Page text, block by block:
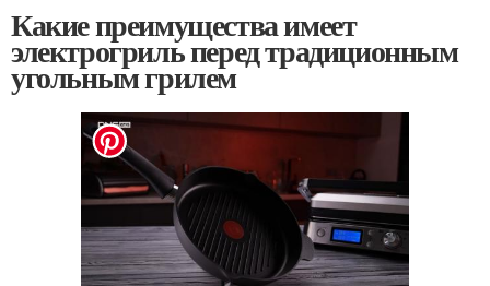
Какие преимущества имеет
электрогриль перед традиционным
угольным грилем